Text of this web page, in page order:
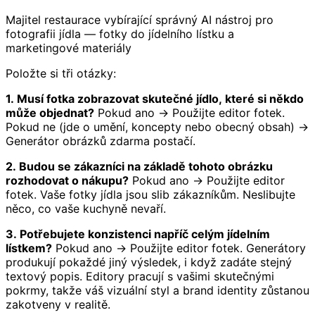
Majitel restaurace vybírající správný AI nástroj pro
fotografii jídla — fotky do jídelního lístku a
marketingové materiály
Položte si tři otázky:
1. Musí fotka zobrazovat skutečné jídlo, které si někdo
může objednat? Pokud ano → Použijte editor fotek.
Pokud ne (jde o umění, koncepty nebo obecný obsah) →
Generátor obrázků zdarma postačí.
2. Budou se zákazníci na základě tohoto obrázku
rozhodovat o nákupu? Pokud ano → Použijte editor
fotek. Vaše fotky jídla jsou slib zákazníkům. Neslibujte
něco, co vaše kuchyně nevaří.
3. Potřebujete konzistenci napříč celým jídelním
lístkem? Pokud ano → Použijte editor fotek. Generátory
produkují pokaždé jiný výsledek, i když zadáte stejný
textový popis. Editory pracují s vašimi skutečnými
pokrmy, takže váš vizuální styl a brand identity zůstanou
zakotveny v realitě.